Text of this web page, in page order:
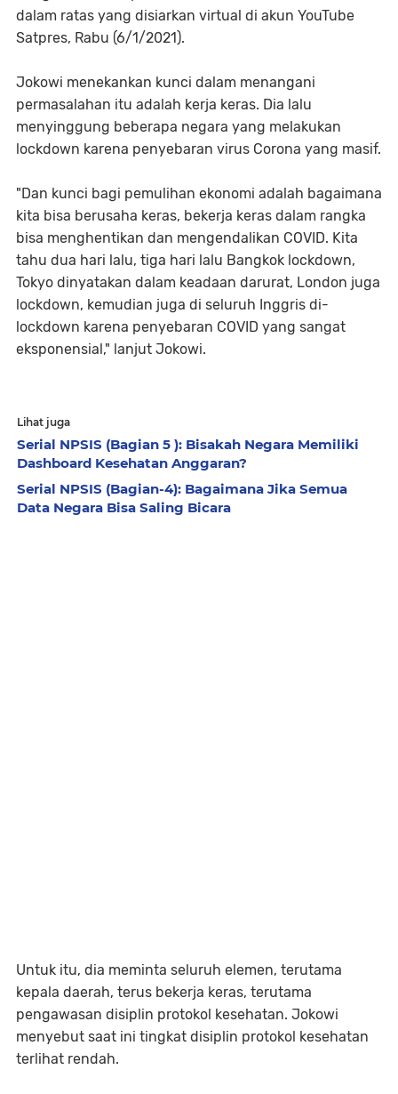
dalam ratas yang disiarkan virtual di akun YouTube
Satpres, Rabu (6/1/2021).
Jokowi menekankan kunci dalam menangani
permasalahan itu adalah kerja keras. Dia lalu
menyinggung beberapa negara yang melakukan
lockdown karena penyebaran virus Corona yang masif.
"Dan kunci bagi pemulihan ekonomi adalah bagaimana
kita bisa berusaha keras, bekerja keras dalam rangka
bisa menghentikan dan mengendalikan COVID. Kita
tahu dua hari lalu, tiga hari lalu Bangkok lockdown,
Tokyo dinyatakan dalam keadaan darurat, London juga
lockdown, kemudian juga di seluruh Inggris di-
lockdown karena penyebaran COVID yang sangat
eksponensial," lanjut Jokowi.
Lihat juga
Serial NPSIS (Bagian 5 ): Bisakah Negara Memiliki
Dashboard Kesehatan Anggaran?
Serial NPSIS (Bagian-4): Bagaimana Jika Semua
Data Negara Bisa Saling Bicara
Untuk itu, dia meminta seluruh elemen, terutama
kepala daerah, terus bekerja keras, terutama
pengawasan disiplin protokol kesehatan. Jokowi
menyebut saat ini tingkat disiplin protokol kesehatan
terlihat rendah.